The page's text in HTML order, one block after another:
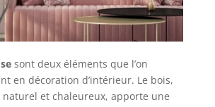
sont deux éléments que l’on
en décoration d’intérieur. Le bois,
naturel et chaleureux, apporte une